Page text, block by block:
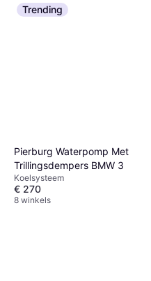
Trending
Pierburg Waterpomp Met
Trillingsdempers BMW 3
Koelsysteem
€ 270
8 winkels